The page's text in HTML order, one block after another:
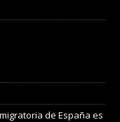
de España es